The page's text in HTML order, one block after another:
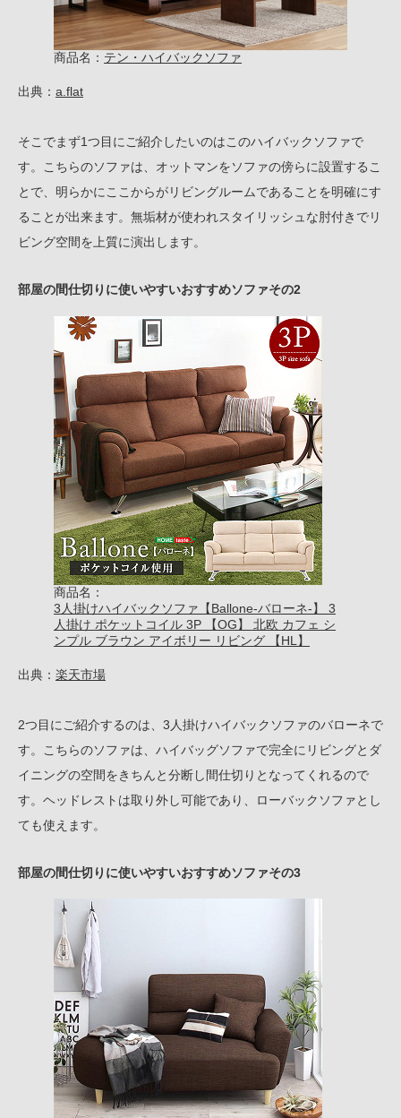
商品名： テン・ハイバックソファ
出典： a.flat
そこでまず1つ目にご紹介したいのはこのハイバックソファで
す。こちらのソファは、オットマンをソファの傍らに設置するこ
とで、明らかにここからがリビングルームであることを明確にす
ることが出来ます。無垢材が使われスタイリッシュな肘付きでリ
ビング空間を上質に演出します。
部屋の間仕切りに使いやすいおすすめソファその2
商品名：
3人掛けハイバックソファ【Ballone-バローネ-】 3
人掛け ポケットコイル 3P 【OG】 北欧 カフェ シ
ンプル ブラウン アイボリー リビング 【HL】
出典： 楽天市場
2つ目にご紹介するのは、3人掛けハイバックソファのバローネで
す。こちらのソファは、ハイバッグソファで完全にリビングとダ
イニングの空間をきちんと分断し間仕切りとなってくれるので
す。ヘッドレストは取り外し可能であり、ローバックソファとし
ても使えます。
部屋の間仕切りに使いやすいおすすめソファその3